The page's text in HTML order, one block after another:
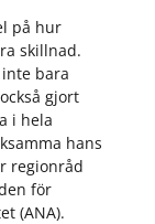
på hur
skillnad.
inte bara
gjort
i hela
hans
regionråd
för
(ANA).